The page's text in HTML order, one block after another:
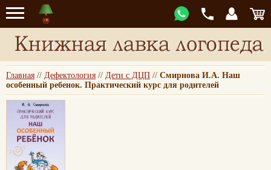
Главная // Дефектология // Дети с ДЦП // Смирнова И.А. Наш
особенный ребенок. Практический курс для родителей